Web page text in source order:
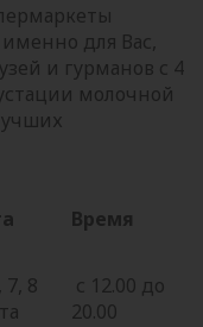
для Вас,
и гурманов с 4
молочной
Время
7, 8
с 12.00 до
20.00